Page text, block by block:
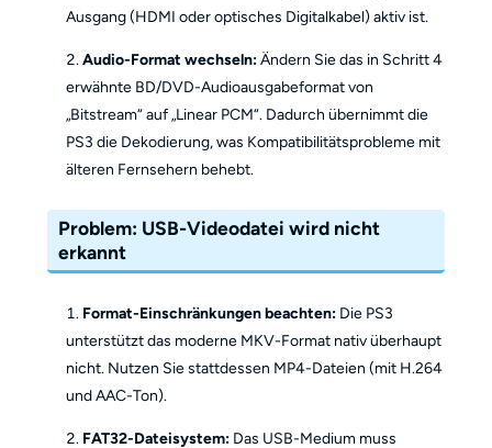
Ausgang (HDMI oder optisches Digitalkabel) aktiv ist.
Audio-Format wechseln:Ändern Sie das in Schritt 4
erwähnte BD/DVD-Audioausgabeformat von
„Bitstream“ auf „Linear PCM“. Dadurch übernimmt die
PS3 die Dekodierung, was Kompatibilitätsprobleme mit
älteren Fernsehern behebt.
Problem: USB-Videodatei wird nicht
erkannt
Format-Einschränkungen beachten: Die PS3
unterstützt das moderne MKV-Format nativ überhaupt
nicht. Nutzen Sie stattdessen MP4-Dateien (mit H.264
und AAC-Ton).
FAT32-Dateisystem: Das USB-Medium muss